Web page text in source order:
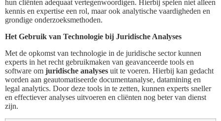
hun cliënten adequaat vertegenwoordigen. Hierbij spelen niet alleen
kennis en expertise een rol, maar ook analytische vaardigheden en
grondige onderzoeksmethoden.
Het Gebruik van Technologie bij Juridische Analyses
Met de opkomst van technologie in de juridische sector kunnen
experts in het recht gebruikmaken van geavanceerde tools en
software om juridische analyses uit te voeren. Hierbij kan gedacht
worden aan geautomatiseerde documentanalyse, datamining en
legal analytics. Door deze tools in te zetten, kunnen experts sneller
en effectiever analyses uitvoeren en cliënten nog beter van dienst
zijn.